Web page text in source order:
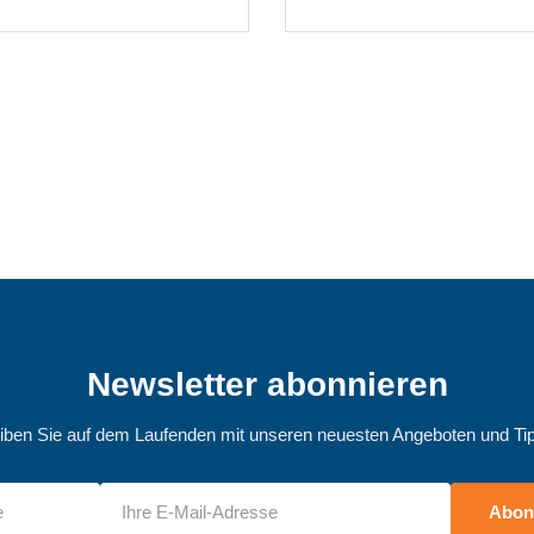
Newsletter abonnieren
Sie auf dem Laufenden mit unseren neuesten Angeboten und